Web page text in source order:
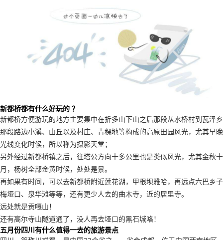
新都桥都有什么好玩的 ？
新都桥方便游玩的地方主要集中在折多山下山之后那段从水桥村到瓦泽乡
那段路边小溪、山丘以及村庄、青稞地等构成的高原田园风光，尤其早晚
光线变化时候，所以称为摄影天堂；
另外经过新都桥镇之后，往塔公方向十多公里也是类似风光，尤其金秋十
月，杨树全部金黄时候，处处是景。
再如果有时间，可以去新都桥附近莲花湖，甲根坝雅哈，再远点六巴乡子
梅垭口、泉华滩等等，还有更少人去的曲木寺，近的居里寺。
远处就是贡嘎山！
还有高尔寺山隧道通了，没人再去垭口的黑石城咯！
五月份四川有什么值得一去的旅游景点